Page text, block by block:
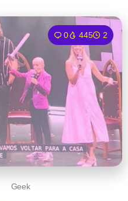
0 445 2
Geek